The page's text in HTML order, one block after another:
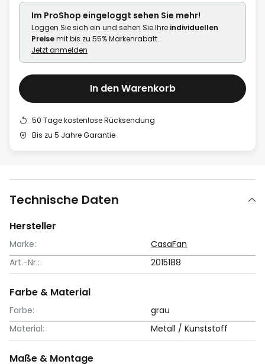
Im ProShop eingeloggt sehen Sie mehr!
Loggen Sie sich ein und sehen Sie Ihre individuellen
Preisemit bis zu 55% Markenrabatt.
Jetzt anmelden
In den Warenkorb
50 Tage kostenlose Rücksendung
Bis zu 5 Jahre Garantie
Technische Daten
Hersteller
Marke:
CasaFan
Art.-Nr.:
2015188
Farbe & Material
Farbe:
grau
Material:
Metall / Kunststoff
Maße & Montage